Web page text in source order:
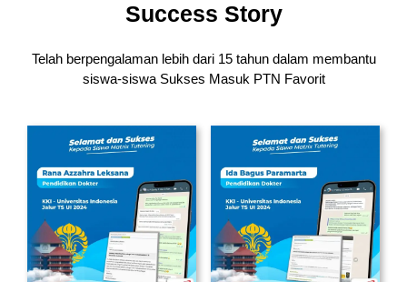
Success Story
Telah berpengalaman lebih dari 15 tahun dalam membantu
siswa-siswa Sukses Masuk PTN Favorit